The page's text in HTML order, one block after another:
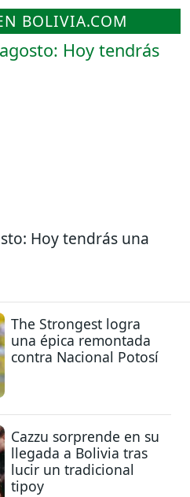
BOLIVIA.COM
Hoy tendrás una
The Strongest logra
una épica remontada
contra Nacional Potosí
Cazzu sorprende en su
llegada a Bolivia tras
lucir un tradicional
tipoy